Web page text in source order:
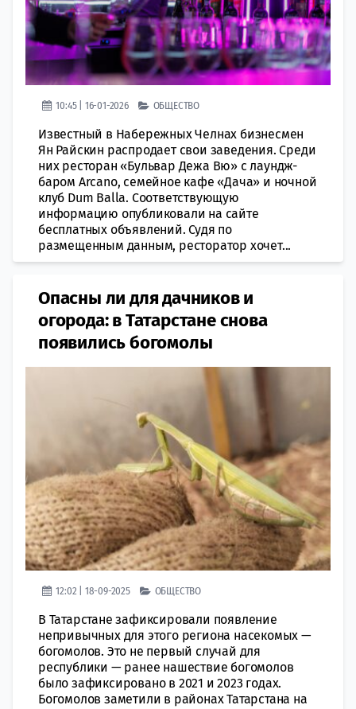
10:45 | 16-01-2026 ОБЩЕСТВО
Известный в Набережных Челнах бизнесмен
Ян Райскин распродает свои заведения. Среди
них ресторан «Бульвар Дежа Вю» с лаундж-
баром Arcano, семейное кафе «Дача» и ночной
клуб Dum Balla. Соответствующую
информацию опубликовали на сайте
бесплатных объявлений. Судя по
размещенным данным, ресторатор хочет...
Опасны ли для дачников и
огорода: в Татарстане снова
появились богомолы
12:02 | 18-09-2025 ОБЩЕСТВО
В Татарстане зафиксировали появление
непривычных для этого региона насекомых —
богомолов. Это не первый случай для
республики — ранее нашествие богомолов
было зафиксировано в 2021 и 2023 годах.
Богомолов заметили в районах Татарстана на